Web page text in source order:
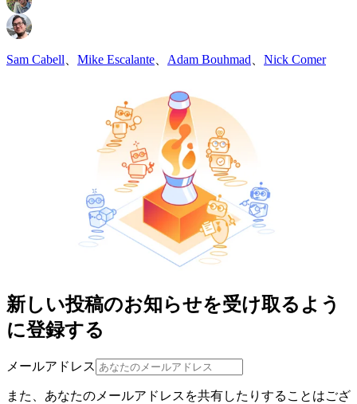
Sam Cabell Mike Escalante Adam Bouhmad Nick Comer
新しい投稿のお知らせを受け取るよう
に登録する
メールアドレス
また、あなたのメールアドレスを共有したりすることはござ